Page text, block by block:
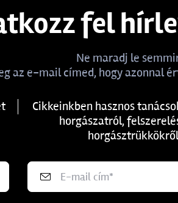
fel
Ne maradj le
az e-mail címed, hogy azonnal
Cikkeinkben hasznos
horgászatról,